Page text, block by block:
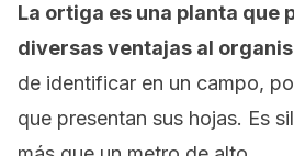
La ortiga es una planta que
diversas ventajas al
de identificar en un campo,
que presentan sus hojas. Es